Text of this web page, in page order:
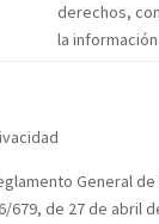
derechos,
la
General
679, de 27 de abril